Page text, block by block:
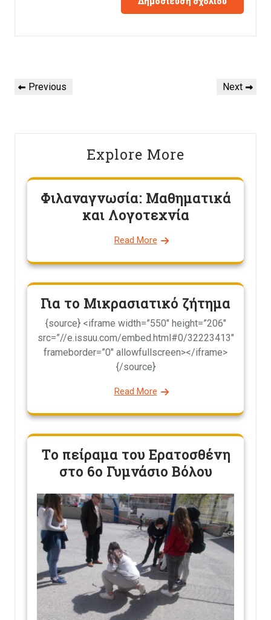
Πλοήγηση
άρθρων
Previous
Previous
Next
Next
Explore More
Φιλαναγνωσία: Μαθηματικά
και Λογοτεχνία
Read More
Για το Μικρασιατικό ζήτημα
{source} <iframe width=”550″ height=”206″
src=”//e.issuu.com/embed.html#0/32223413″
frameborder=”0″ allowfullscreen></iframe>
{/source}
Read More
Το πείραμα του Ερατοσθένη
στο 6ο Γυμνάσιο Βόλου